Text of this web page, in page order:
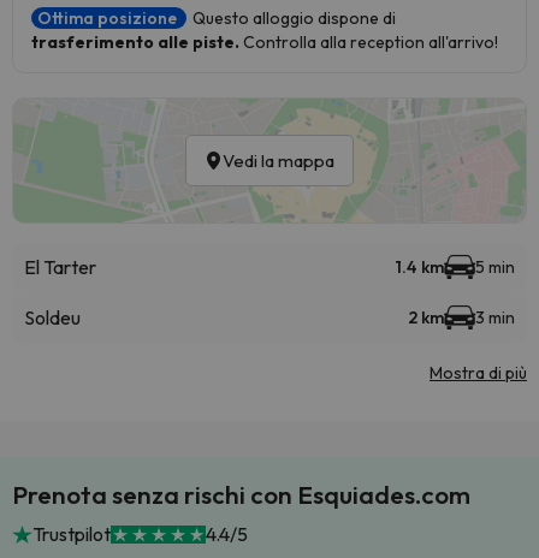
Ottima posizione
Questo alloggio dispone di
trasferimento alle piste. Controlla alla reception all'arrivo!
Vedi la mappa
El Tarter 1.4 km 5 min
Soldeu 2 km 3 min
Mostra di più
Prenota senza rischi con Esquiades.com
Trustpilot 4.4/5